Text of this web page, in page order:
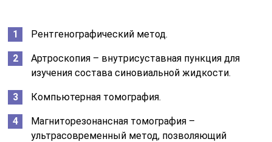
Рентгенографический метод.
Артроскопия – внутрисуставная пункция для
изучения состава синовиальной жидкости.
Компьютерная томография.
Магниторезонансная томография –
ультрасовременный метод, позволяющий